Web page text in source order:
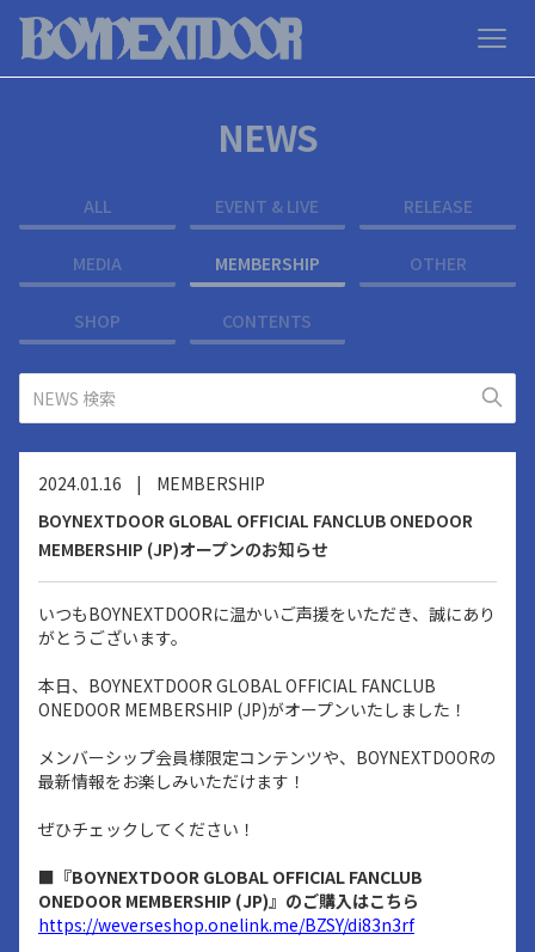
NEWS
ALL EVENT & LIVE RELEASE
MEDIA MEMBERSHIP OTHER
SHOP CONTENTS
2024.01.16 |
MEMBERSHIP
BOYNEXTDOOR GLOBAL OFFICIAL FANCLUB ONEDOOR
MEMBERSHIP (JP)オープンのお知らせ
いつもBOYNEXTDOORに温かいご声援をいただき、誠にあり
がとうございます。
本日、BOYNEXTDOOR GLOBAL OFFICIAL FANCLUB
ONEDOOR MEMBERSHIP (JP)がオープンいたしました！
メンバーシップ会員様限定コンテンツや、BOYNEXTDOORの
最新情報をお楽しみいただけます！
ぜひチェックしてください！
■『BOYNEXTDOOR GLOBAL OFFICIAL FANCLUB
ONEDOOR MEMBERSHIP (JP)』のご購入はこちら
https://weverseshop.onelink.me/BZSY/di83n3rf